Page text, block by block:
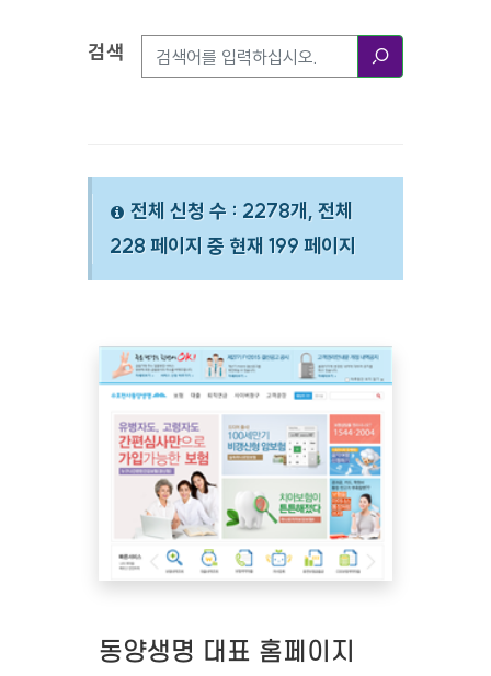
검색옵션
검색
전체 신청 수 : 2278개, 전체
228 페이지 중 현재 199 페이지
동양생명 대표 홈페이지